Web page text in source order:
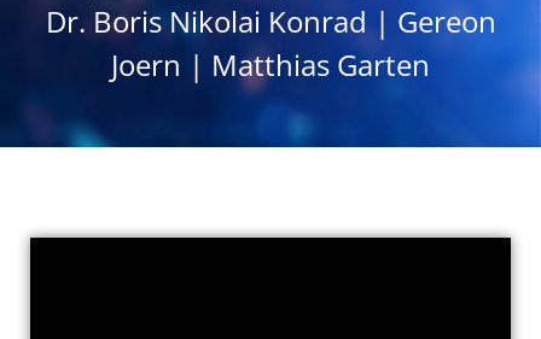
Dr. Boris Nikolai Konrad | Gereon
Joern | Matthias Garten